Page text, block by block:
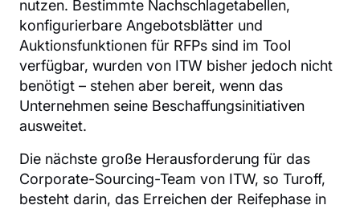
nutzen. Bestimmte Nachschlagetabellen,
konfigurierbare Angebotsblätter und
Auktionsfunktionen für RFPs sind im Tool
verfügbar, wurden von ITW bisher jedoch nicht
benötigt – stehen aber bereit, wenn das
Unternehmen seine Beschaffungsinitiativen
ausweitet.
Die nächste große Herausforderung für das
Corporate-Sourcing-Team von ITW, so Turoff,
besteht darin, das Erreichen der Reifephase in